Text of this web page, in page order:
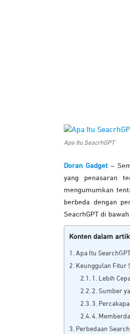
Apa Itu SeacrhGPT
Doran Gadget–
yang penasaran
mengumumkan
berbeda dengan
SeacrhGPT di
Konten dalam
Apa Itu
Keunggulan Fitur
1. Lebih
2. Sumber
3.
4.
Perbedaan